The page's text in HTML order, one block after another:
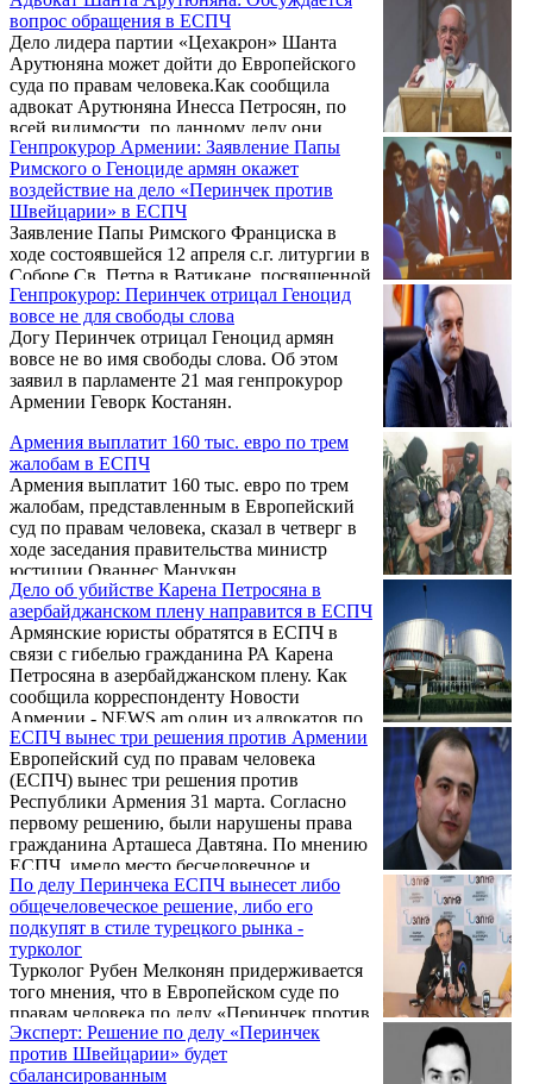
ЕСПЧ 16 июня вынесет приговор по обоим
делам.
вопрос обращения в ЕСПЧ
Дело лидера партии «Цехакрон» Шанта
Арутюняна может дойти до Европейского
суда по правам человека.Как сообщила
адвокат Арутюняна Инесса Петросян, по
всей видимости, по данному делу они
обратятся в ЕСПЧ, передает NEWS.am.
Генпрокурор Армении: Заявление Папы
Римского о Геноциде армян окажет
воздействие на дело «Перинчек против
Швейцарии» в ЕСПЧ
Заявление Папы Римского Франциска в
ходе состоявшейся 12 апреля с.г. литургии в
Соборе Св. Петра в Ватикане, посвященной
100-й годовщине Геноцида армян в
Османской империи, сыграло очень
важную и доказательственную роль с точки
зрения обоснования позиций Армении по
данному вопросу. Об этом сегодня заявил
генеральный прокурор Геворк Костанян во
Собрании РА отчета о деятельности
возглавляемой им структуры.
Генпрокурор: Перинчек отрицал Геноцид
вовсе не для свободы слова
Догу Перинчек отрицал Геноцид армян
вовсе не во имя свободы слова. Об этом
заявил в парламенте 21 мая генпрокурор
Армении Геворк Костанян.
Армения выплатит 160 тыс. евро по трем
жалобам в ЕСПЧ
Армения выплатит 160 тыс. евро по трем
жалобам, представленным в Европейский
суд по правам человека, сказал в четверг в
ходе заседания правительства министр
юстиции Ованнес Манукян.
Дело об убийстве Карена Петросяна в
азербайджанском плену направится в ЕСПЧ
Армянские юристы обратятся в ЕСПЧ в
связи с гибелью гражданина РА Карена
Петросяна в азербайджанском плену. Как
сообщила корреспонденту Новости
Армении - NEWS.am один из адвокатов по
этому делу Кристина Геворкян, в настоящее
время подготавливается иск в ЕСПЧ. По ее
словам, они ожидают результатов
экспертиз.
ЕСПЧ вынес три решения против Армении
Европейский суд по правам человека
(ЕСПЧ) вынес три решения против
Республики Армения 31 марта. Согласно
первому решению, были нарушены права
гражданина Арташеса Давтяна. По мнению
ЕСПЧ, имело место бесчеловечное и
унижающее достоинство обращение.
Давтян подал жалобу о неадекватной
медицинской помощи в период заключения
в тюрьме. Государство должно будет
выплатить Давтяну 9,060 евро.
По делу Перинчека ЕСПЧ вынесет либо
общечеловеческое решение, либо его
подкупят в стиле турецкого рынка -
турколог
Турколог Рубен Мелконян придерживается
того мнения, что в Европейском суде по
правам человека по делу «Перинчек против
Швейцарии» будет принято политическое
решение. В беседе с Tert.am, касаясь этого
судопроизводства, слушание относительно
Эксперт: Решение по делу «Перинчек
против Швейцарии» будет
сбалансированным